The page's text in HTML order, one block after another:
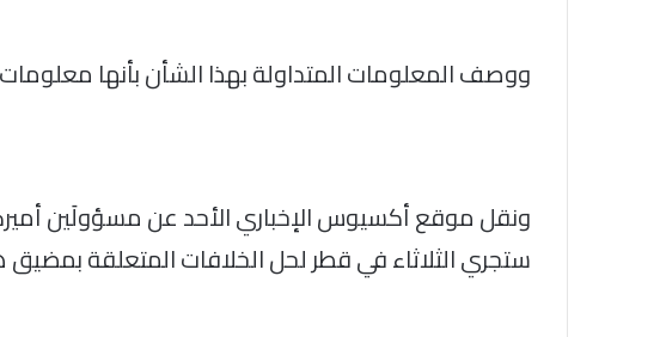
ووصف المعلومات المتداولة بهذا الشأن بأنها
ونقل موقع أكسيوس الإخباري الأحد عن مسؤولَين
ستجري الثلاثاء في قطر لحل الخلافات المتعلقة بمضيق